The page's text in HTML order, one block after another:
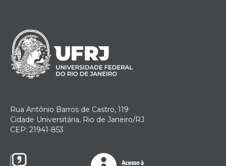
Rua Antônio Barros de Castro, 119
Cidade Universitária, Rio de Janeiro/RJ
CEP: 21941-853